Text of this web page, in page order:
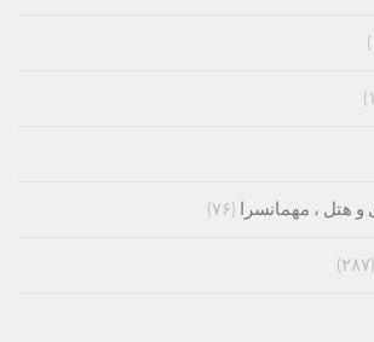
و هتل ، مهمانسرا (۷۶)
(۲۸۷)